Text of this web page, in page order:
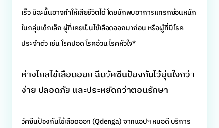
เร็ว มิฉะนั้นอาจทำให้เสียชีวิตได้ โดยมักพบอาการแทรกซ้อนหนัก
ในกลุ่มเด็กเล็ก ผู้ที่เคยเป็นไข้เลือดออกมาก่อน หรือผู้ที่มีโรค
ประจำตัว เช่น โรคปอด โรคอ้วน โรคหัวใจ*
ห่างไกลไข้เลือดออก ฉีดวัคซีนป้องกันไว้อุ่นใจกว่า
ง่าย ปลอดภัย และประหยัดกว่าตอนรักษา
วัคซีนป้องกันไข้เลือดออก (Qdenga) จากแอปฯ หมอดี บริการ